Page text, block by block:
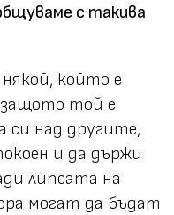
с такива
който е
защото той е
си над другите,
и да държи
липсата на
могат да бъдат